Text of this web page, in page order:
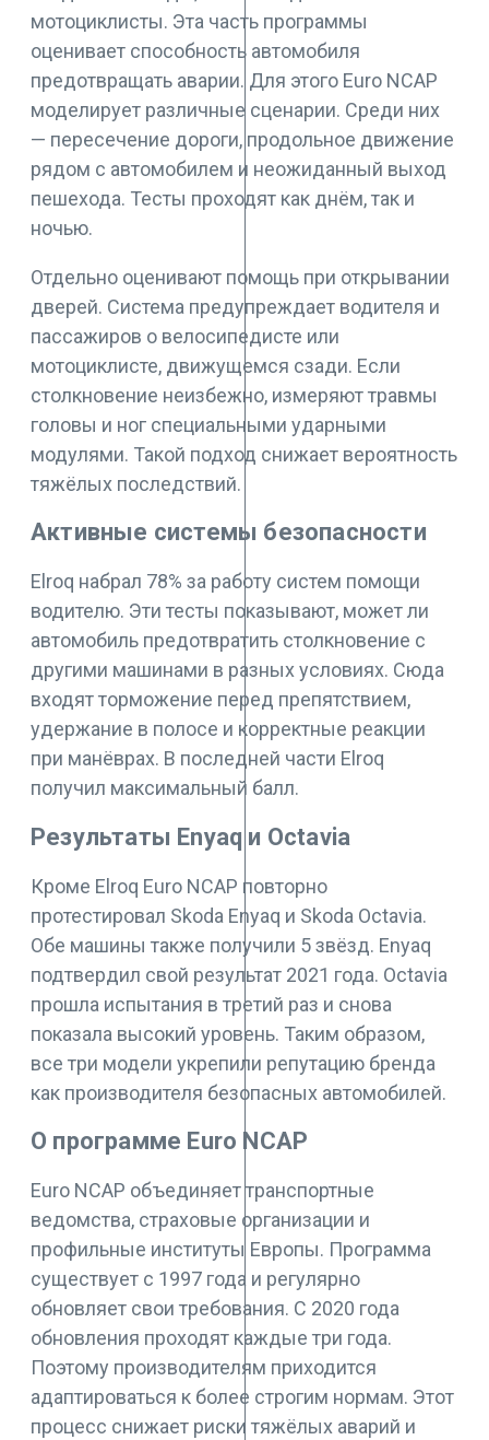
мотоциклисты. Эта часть программы
оценивает способность автомобиля
предотвращать аварии. Для этого Euro NCAP
моделирует различные сценарии. Среди них
— пересечение дороги, продольное движение
рядом с автомобилем и неожиданный выход
пешехода. Тесты проходят как днём, так и
ночью.
Отдельно оценивают помощь при открывании
дверей. Система предупреждает водителя и
пассажиров о велосипедисте или
мотоциклисте, движущемся сзади. Если
столкновение неизбежно, измеряют травмы
головы и ног специальными ударными
модулями. Такой подход снижает вероятность
тяжёлых последствий.
Активные системы безопасности
Elroq набрал 78% за работу систем помощи
водителю. Эти тесты показывают, может ли
автомобиль предотвратить столкновение с
другими машинами в разных условиях. Сюда
входят торможение перед препятствием,
удержание в полосе и корректные реакции
при манёврах. В последней части Elroq
получил максимальный балл.
Результаты Enyaq и Octavia
Кроме Elroq Euro NCAP повторно
протестировал Skoda Enyaq и Skoda Octavia.
Обе машины также получили 5 звёзд. Enyaq
подтвердил свой результат 2021 года. Octavia
прошла испытания в третий раз и снова
показала высокий уровень. Таким образом,
все три модели укрепили репутацию бренда
как производителя безопасных автомобилей.
О программе Euro NCAP
Euro NCAP объединяет транспортные
ведомства, страховые организации и
профильные институты Европы. Программа
существует с 1997 года и регулярно
обновляет свои требования. С 2020 года
обновления проходят каждые три года.
Поэтому производителям приходится
адаптироваться к более строгим нормам. Этот
процесс снижает риски тяжёлых аварий и